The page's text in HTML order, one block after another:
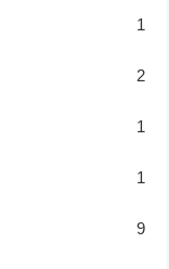
1
2
1
1
9